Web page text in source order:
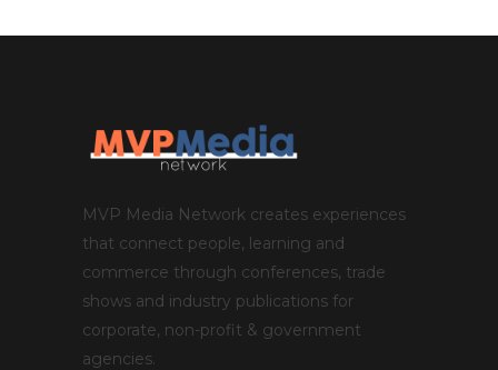
MVP Media Network creates experiences
that connect people, learning and
commerce through conferences, trade
shows and industry publications for
corporate, non-profit & government
agencies.